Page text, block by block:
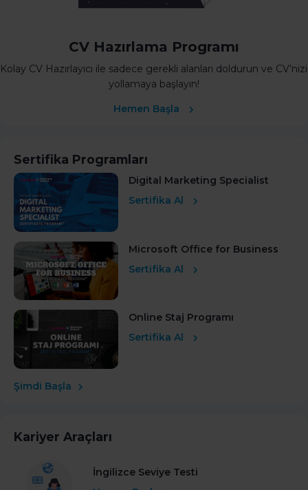
CV Hazırlama Programı
Kolay CV Hazırlayıcı ile sadece gerekli alanları doldurun ve CV’nizi
yollamaya başlayın!
Hemen Başla
Sertifika Programları
Digital Marketing Specialist
Sertifika Al
Microsoft Office for Business
Sertifika Al
Online Staj Programı
Sertifika Al
Şimdi Başla
Kariyer Araçları
İngilizce Seviye Testi